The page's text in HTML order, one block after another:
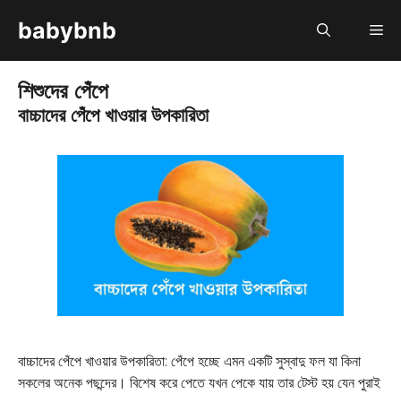
babybnb
শিশুদের পেঁপে
বাচ্চাদের পেঁপে খাওয়ার উপকারিতা
বাচ্চাদের পেঁপে খাওয়ার উপকারিতা: পেঁপে হচ্ছে এমন একটি সুস্বাদু ফল যা কিনা
সকলের অনেক পছন্দের। বিশেষ করে পেতে যখন পেকে যায় তার টেস্ট হয় যেন পুরাই